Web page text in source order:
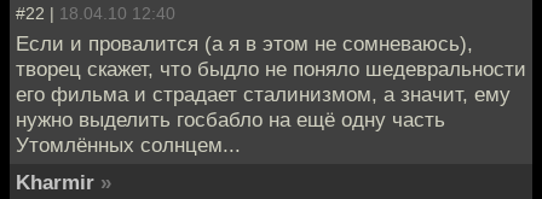
#22 | 18.04.10 12:40
Если и провалится (а я в этом не сомневаюсь),
творец скажет, что быдло не поняло шедевральности
его фильма и страдает сталинизмом, а значит, ему
нужно выделить госбабло на ещё одну часть
Утомлённых солнцем...
Kharmir »